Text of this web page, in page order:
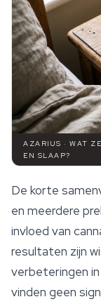
AZARIUS · WAT
EN SLAAP?
De korte
en meerdere
invloed van
resultaten zijn
verbeteringen
vinden geen